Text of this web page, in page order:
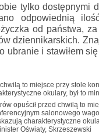
tylko dostępnymi
odpowiednią
od państwa,
dziennikarskich.
ubranie i stawiłem
opuścił przed chwilą to
salonowego
charakterystyczne
Oświaty, Skrzeszewski